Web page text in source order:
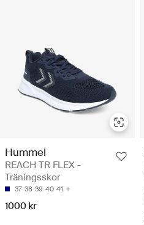
Hummel
REACH TR FLEX -
Träningsskor
37 38 39 40 41
1000 kr